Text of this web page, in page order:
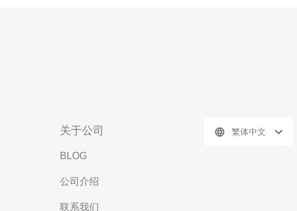
关于公司
BLOG
公司介绍
联系我们
繁体中文